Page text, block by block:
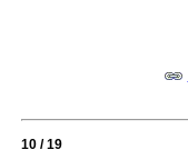
10 / 19